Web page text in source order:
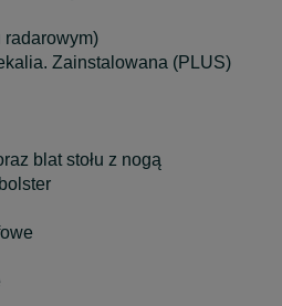
radarowym)
Zainstalowana (PLUS)
blat stołu z nogą